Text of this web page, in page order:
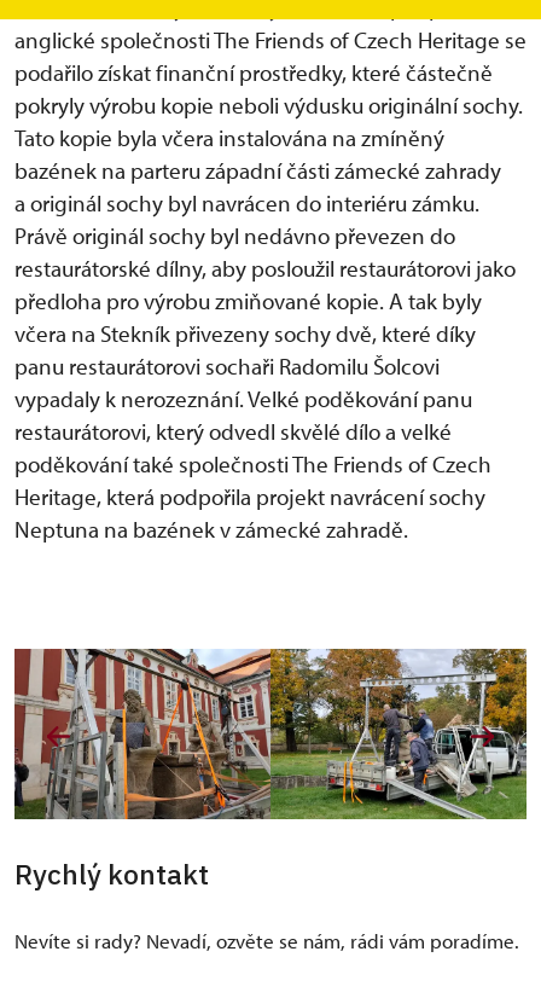
anglické společnosti The Friends of Czech Heritage se
podařilo získat finanční prostředky, které částečně
pokryly výrobu kopie neboli výdusku originální sochy.
Tato kopie byla včera instalována na zmíněný
bazének na parteru západní části zámecké zahrady
a originál sochy byl navrácen do interiéru zámku.
Právě originál sochy byl nedávno převezen do
restaurátorské dílny, aby posloužil restaurátorovi jako
předloha pro výrobu zmiňované kopie. A tak byly
včera na Stekník přivezeny sochy dvě, které díky
panu restaurátorovi sochaři Radomilu Šolcovi
vypadaly k nerozeznání. Velké poděkování panu
restaurátorovi, který odvedl skvělé dílo a velké
poděkování také společnosti The Friends of Czech
Heritage, která podpořila projekt navrácení sochy
Neptuna na bazének v zámecké zahradě.
Rychlý kontakt
Nevíte si rady? Nevadí, ozvěte se nám, rádi vám poradíme.